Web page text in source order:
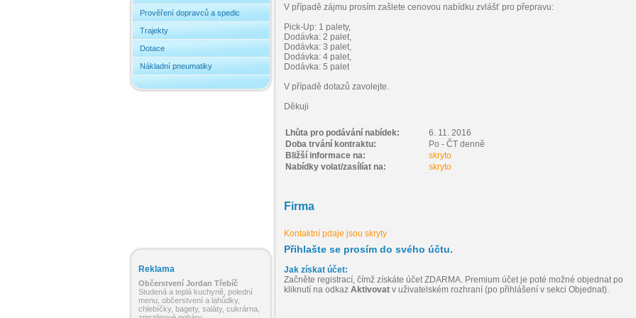
Prověření dopravců a spedic
Trajekty
Dotace
Nákladní pneumatiky
Reklama
Občerstvení Jordan Třebíč
Studená a teplá kuchyně, polední
menu, občerstvení a lahůdky,
chlebíčky, bagety, saláty, cukrárna,
V případě zájmu prosím zašlete cenovou nabídku zvlášť pro přepravu:
Pick-Up: 1 palety,
Dodávka: 2 palet,
Dodávka: 3 palet,
Dodávka: 4 palet,
Dodávka: 5 palet
V případě dotazů zavolejte.
Děkuji
Lhůta pro podávání nabídek:
6. 11. 2016
Doba trvání kontraktu:
Po - ČT denně
Bližší informace na:
skryto
Nabídky volat/zasílíat na:
skryto
Firma
Kontaktní pdaje jsou skryty
Přihlašte se prosím do svého účtu.
Jak získat účet:
Začněte registrací, čímž získáte účet ZDARMA. Premium účet je poté možné objednat po
kliknutí na odkaz Aktivovatv uživatelském rozhraní (po přihlášení v sekci Objednat).